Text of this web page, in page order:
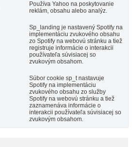
Používa Yahoo na poskytovanie
reklám, obsahu alebo analýz.
Sp_landing je nastavený Spotify na
implementáciu zvukového obsahu
zo Spotify na webovú stránku a tiež
registruje informácie o interakcii
používateľa súvisiacej so
zvukovým obsahom.
Súbor cookie sp_t nastavuje
Spotify na implementáciu
zvukového obsahu zo služby
Spotify na webovú stránku a tiež
zaznamenáva informácie o
interakcii používateľa súvisiacej so
zvukovým obsahom.